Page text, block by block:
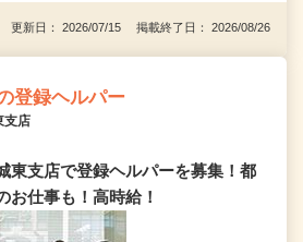
更新日： 2026/07/15 掲載終了日： 2026/08/26
登録ヘルパー
支店
東支店で登録ヘルパーを募集！都
お仕事も！高時給！